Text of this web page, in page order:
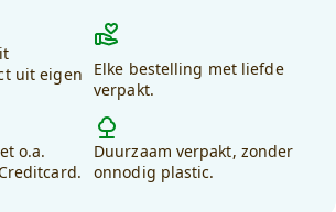
Lifestyle
submenu
badtextiel
uit eigen
Elke bestelling met liefde
verpakt.
o.a.
Duurzaam verpakt, zonder
onnodig plastic.